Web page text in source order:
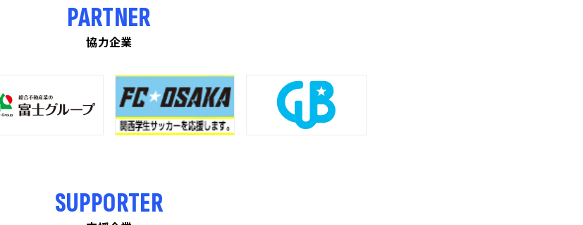
PARTNER
協力企業
SUPPORTER